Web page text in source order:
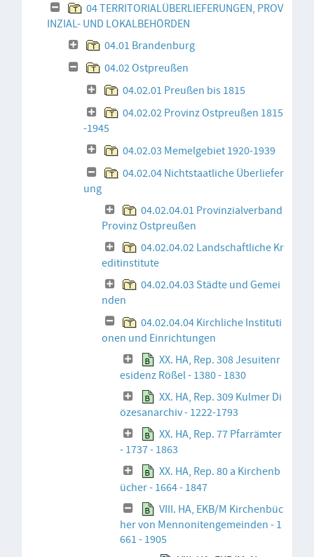
04 TERRITORIALÜBERLIEFERUNGEN, PROV
INZIAL- UND LOKALBEHÖRDEN
04.01 Brandenburg
04.02 Ostpreußen
04.02.01 Preußen bis 1815
04.02.02 Provinz Ostpreußen 1815
-1945
04.02.03 Memelgebiet 1920-1939
04.02.04 Nichtstaatliche Überliefer
ung
04.02.04.01 Provinzialverband
Provinz Ostpreußen
04.02.04.02 Landschaftliche Kr
editinstitute
04.02.04.03 Städte und Gemei
nden
04.02.04.04 Kirchliche Instituti
onen und Einrichtungen
XX. HA, Rep. 308 Jesuitenr
esidenz Rößel - 1380 - 1830
XX. HA, Rep. 309 Kulmer Di
özesanarchiv - 1222-1793
XX. HA, Rep. 77 Pfarrämter
- 1737 - 1863
XX. HA, Rep. 80 a Kirchenb
ücher - 1664 - 1847
VIII. HA, EKB/M Kirchenbüc
her von Mennonitengemeinden - 1
661 - 1905